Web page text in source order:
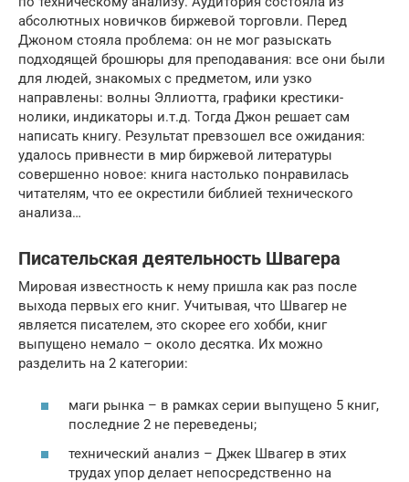
абсолютных новичков биржевой торговли. Перед
Джоном стояла проблема: он не мог разыскать
подходящей брошюры для преподавания: все они были
для людей, знакомых с предметом, или узко
направлены: волны Эллиотта, графики крестики-
нолики, индикаторы и.т.д. Тогда Джон решает сам
написать книгу. Результат превзошел все ожидания:
удалось привнести в мир биржевой литературы
совершенно новое: книга настолько понравилась
читателям, что ее окрестили библией технического
анализа…
Писательская деятельность Швагера
Мировая известность к нему пришла как раз после
выхода первых его книг. Учитывая, что Швагер не
является писателем, это скорее его хобби, книг
выпущено немало – около десятка. Их можно
разделить на 2 категории:
маги рынка – в рамках серии выпущено 5 книг,
последние 2 не переведены;
технический анализ – Джек Швагер в этих
трудах упор делает непосредственно на